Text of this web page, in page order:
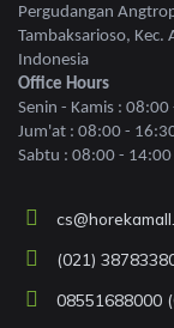
Pergudangan
Tambaksarioso, Kec.
Indonesia
Office Hours
Senin - Kamis :
Jum'at : 08:00 -
Sabtu : 08:00 - 14:00
(021)
08551688000